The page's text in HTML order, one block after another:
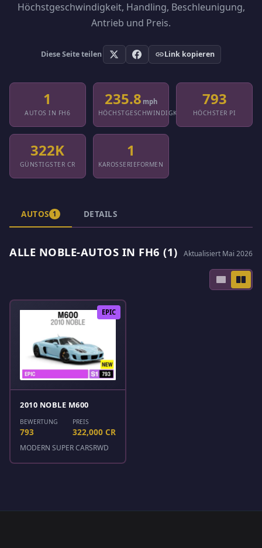
Höchstgeschwindigkeit, Handling, Beschleunigung,
Antrieb und Preis.
Diese Seite teilen Link kopieren
1
AUTOS IN FH6
235.8 mph
HÖCHSTGESCHWINDIGKEIT
793
HÖCHSTER PI
322K
GÜNSTIGSTER CR
1
KAROSSERIEFORMEN
AUTOS 1 DETAILS
ALLE NOBLE-AUTOS IN FH6 (1) Aktualisiert Mai 2026
EPIC
2010 NOBLE M600
BEWERTUNG
793
PREIS
322,000 CR
MODERN SUPER CARSRWD